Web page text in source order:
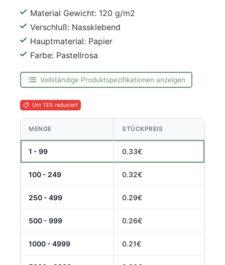
Material Gewicht: 120 g/m2
Verschluß: Nassklebend
Hauptmaterial: Papier
Farbe: Pastellrosa
Vollständige Produktspezifikationen anzeigen
Um 13% reduziert
MENGE STÜCKPREIS
1 - 99 0.33€
100 - 249 0.32€
250 - 499 0.29€
500 - 999 0.26€
1000 - 4999 0.21€